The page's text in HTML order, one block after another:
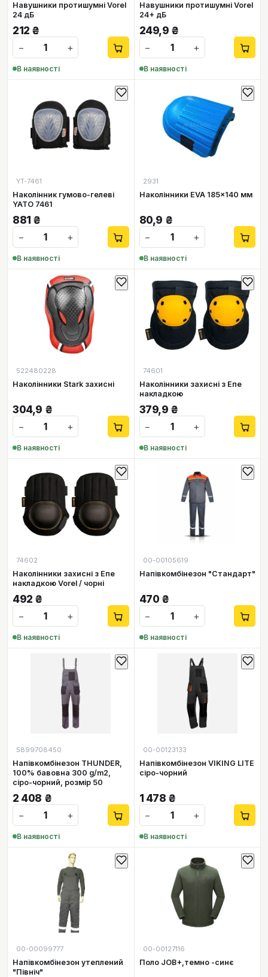
Навушники протишумні Vorel
24 дБ
212 ₴
−
+
В наявності
Навушники протишумні Vorel
24+ дБ
249,9 ₴
−
+
В наявності
YT-7461
Наколінник гумово-гелеві
YATO 7461
881 ₴
−
+
В наявності
2931
Наколінники EVA 185x140 мм
80,9 ₴
−
+
В наявності
522480228
Наколінники Stark захисні
304,9 ₴
−
+
В наявності
74601
Наколінники захисні з Епе
накладкою
379,9 ₴
−
+
В наявності
74602
Наколінники захисні з Епе
накладкою Vorel / чорні
492 ₴
−
+
В наявності
00-00105619
Напівкомбінезон "Стандарт"
470 ₴
−
+
В наявності
5899708450
Напівкомбінезон THUNDER,
100% бавовна 300 g/m2,
сіро-чорний, розмір 50
2 408 ₴
−
+
В наявності
00-00123133
Напівкомбінезон VIKING LITE
сіро-чорний
1 478 ₴
−
+
В наявності
00-00099777
Напівкомбінезон утеплений
"Північ"
00-00127116
Поло JOB+,темно -синє